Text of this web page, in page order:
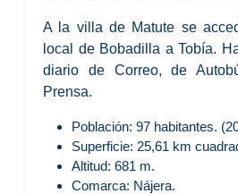
A la villa de Matute se
local de Bobadilla a Tobía.
diario de Correo, de
Prensa.
Población: 97 habitantes.
Superficie: 25,61 km
Altitud: 681 m.
Comarca: Nájera.